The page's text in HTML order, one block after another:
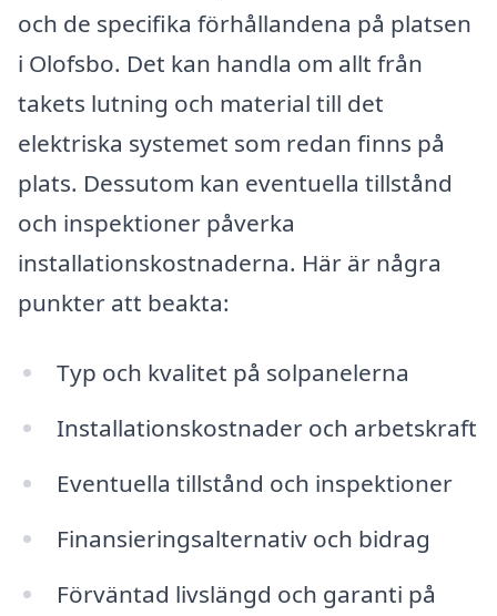
och de specifika förhållandena på platsen
i Olofsbo. Det kan handla om allt från
takets lutning och material till det
elektriska systemet som redan finns på
plats. Dessutom kan eventuella tillstånd
och inspektioner påverka
installationskostnaderna. Här är några
punkter att beakta:
Typ och kvalitet på solpanelerna
Installationskostnader och arbetskraft
Eventuella tillstånd och inspektioner
Finansieringsalternativ och bidrag
Förväntad livslängd och garanti på